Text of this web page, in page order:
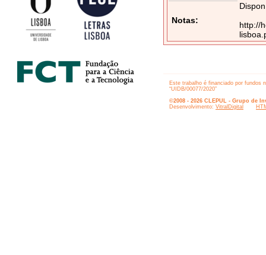
Notas:
http://
Este trabalho é financiado por fundos
“UIDB/00077/2020”
©2008 - 2026 CLEPUL - Grupo de
Desenvolvimento: VitralDigital